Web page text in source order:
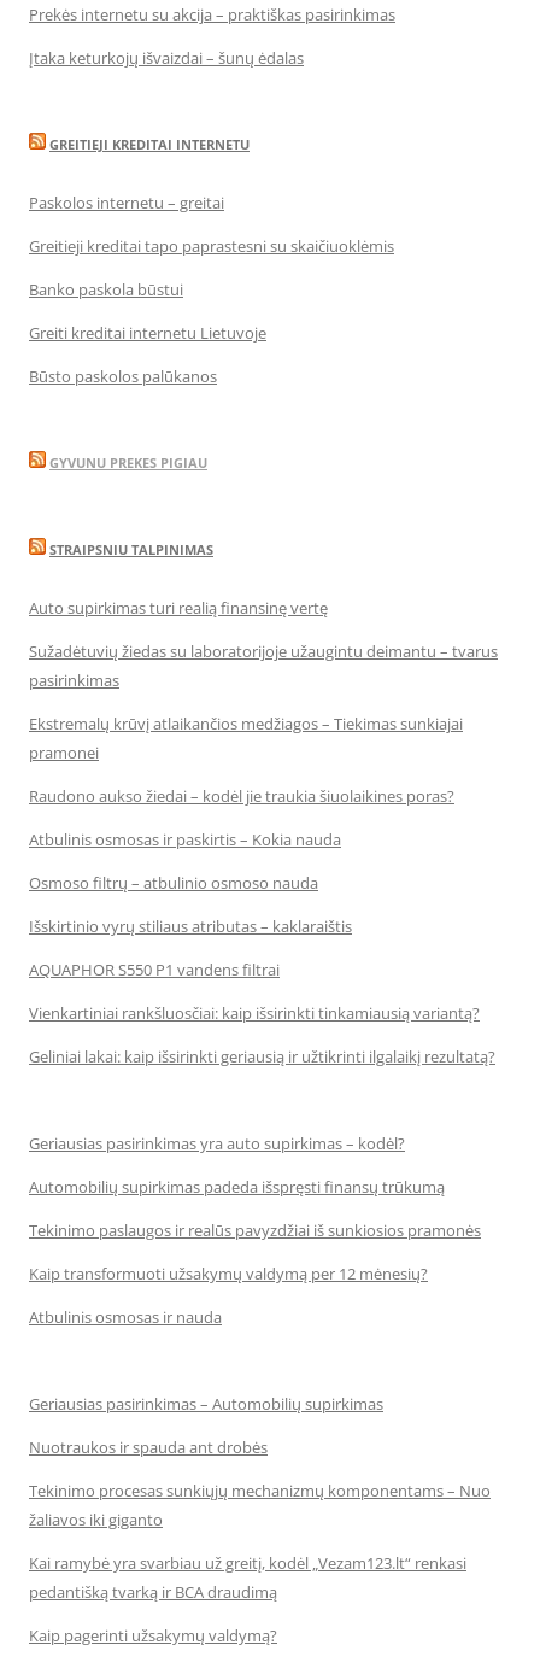
Prekės internetu su akcija – praktiškas pasirinkimas
Įtaka keturkojų išvaizdai – šunų ėdalas
GREITIEJI KREDITAI INTERNETU
Paskolos internetu – greitai
Greitieji kreditai tapo paprastesni su skaičiuoklėmis
Banko paskola būstui
Greiti kreditai internetu Lietuvoje
Būsto paskolos palūkanos
GYVUNU PREKES PIGIAU
STRAIPSNIU TALPINIMAS
Auto supirkimas turi realią finansinę vertę
Sužadėtuvių žiedas su laboratorijoje užaugintu deimantu – tvarus
pasirinkimas
Ekstremalų krūvį atlaikančios medžiagos – Tiekimas sunkiajai
pramonei
Raudono aukso žiedai – kodėl jie traukia šiuolaikines poras?
Atbulinis osmosas ir paskirtis – Kokia nauda
Osmoso filtrų – atbulinio osmoso nauda
Išskirtinio vyrų stiliaus atributas – kaklaraištis
AQUAPHOR S550 P1 vandens filtrai
Vienkartiniai rankšluosčiai: kaip išsirinkti tinkamiausią variantą?
Geliniai lakai: kaip išsirinkti geriausią ir užtikrinti ilgalaikį rezultatą?
Geriausias pasirinkimas yra auto supirkimas – kodėl?
Automobilių supirkimas padeda išspręsti finansų trūkumą
Tekinimo paslaugos ir realūs pavyzdžiai iš sunkiosios pramonės
Kaip transformuoti užsakymų valdymą per 12 mėnesių?
Atbulinis osmosas ir nauda
Geriausias pasirinkimas – Automobilių supirkimas
Nuotraukos ir spauda ant drobės
Tekinimo procesas sunkiųjų mechanizmų komponentams – Nuo
žaliavos iki giganto
Kai ramybė yra svarbiau už greitį, kodėl „Vezam123.lt“ renkasi
pedantišką tvarką ir BCA draudimą
Kaip pagerinti užsakymų valdymą?